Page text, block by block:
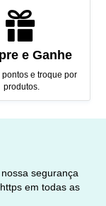
e Ganhe
e troque por
produtos.
segurança
em todas as